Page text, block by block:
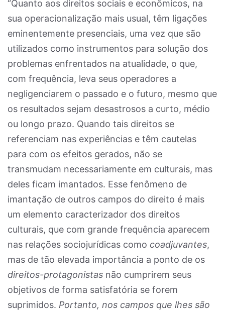
“Quanto aos direitos sociais e econômicos, na
sua operacionalização mais usual, têm ligações
eminentemente presenciais, uma vez que são
utilizados como instrumentos para solução dos
problemas enfrentados na atualidade, o que,
com frequência, leva seus operadores a
negligenciarem o passado e o futuro, mesmo que
os resultados sejam desastrosos a curto, médio
ou longo prazo. Quando tais direitos se
referenciam nas experiências e têm cautelas
para com os efeitos gerados, não se
transmudam necessariamente em culturais, mas
deles ficam imantados. Esse fenômeno de
imantação de outros campos do direito é mais
um elemento caracterizador dos direitos
culturais, que com grande frequência aparecem
nas relações sociojurídicas como coadjuvantes,
mas de tão elevada importância a ponto de os
direitos-protagonistas não cumprirem seus
objetivos de forma satisfatória se forem
suprimidos. Portanto, nos campos que lhes são